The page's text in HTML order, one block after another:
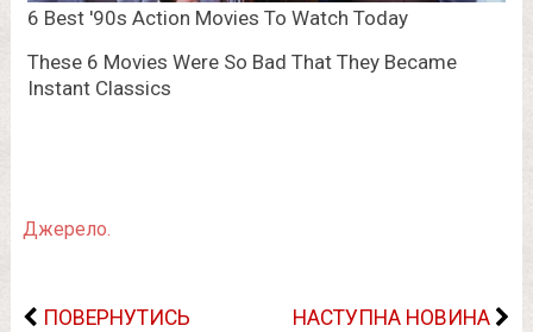
Джерело.
ПОВЕРНУТИСЬ
НАСТУПНА НОВИНА